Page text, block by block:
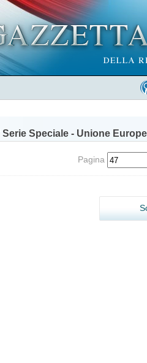
Serie Speciale - Unione
Pagina